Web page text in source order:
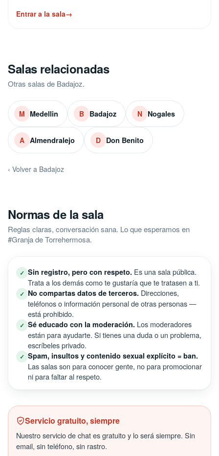
Entrar a la sala→
Salas relacionadas
Otras salas de Badajoz.
M Medellin B Badajoz N Nogales
A Almendralejo D Don Benito
‹ Volver a Badajoz
Normas de la sala
Reglas claras, conversación sana. Lo que esperamos en
#Granja de Torrehermosa.
✓ Sin registro, pero con respeto. Es una sala pública.
Trata a los demás como te gustaría que te tratasen a ti.
✓ No compartas datos de terceros. Direcciones,
teléfonos o información personal de otras personas —
está prohibido.
✓ Sé educado con la moderación. Los moderadores
están para ayudarte. Si tienes una duda o un problema,
escríbeles privado.
✓ Spam, insultos y contenido sexual explícito = ban.
Las salas son para conocer gente, no para promocionar
ni para faltar al respeto.
Servicio gratuito, siempre
Nuestro servicio de chat es gratuito y lo será siempre. Sin
email, sin teléfono, sin rastro.